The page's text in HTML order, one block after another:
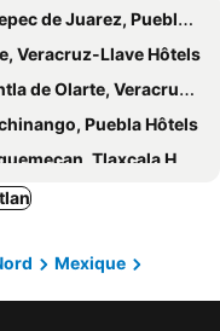
de Juarez, Puebla Hôtels
Veracruz-Llave Hôtels
de Olarte, Veracruz-Llave Hôtels
Puebla Hôtels
Tlaxcala Hôtels
la Torre, Veracruz-Llave Hôtels
Veracruz-Llave Hôtels
Ocampo, Puebla Hôtels
Mexique